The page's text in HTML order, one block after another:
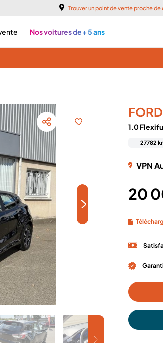
Trouver un point de vente proche de
Nos voitures de + 5 ans
>
FORD
1.0
27782
VPN
20